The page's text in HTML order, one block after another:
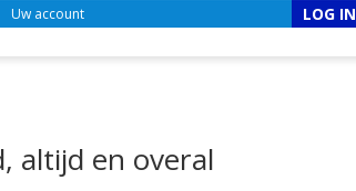
Uw account LOG IN
altijd en overal